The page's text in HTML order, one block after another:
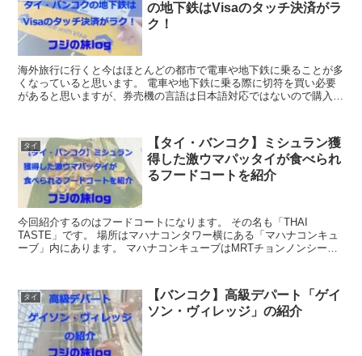
の地下鉄はVisaのタッチ決済がラ
ク！
海外旅行に行くと今はほとんどの都市で電車や地下鉄に乗ることが多
くなっていると思います。 電車や地下鉄に乗る際に切符を買い必要
があると思いますが、券売機の言語は日本語対応ではないので購入す
タイ
【タイ・バンコク】ミシュラン獲
得した激ウマパッタイが食べられ
るフードコートを紹介
今回紹介するのはフードコートになります。 その名も「THAI
TASTE」です。 場所はマハナコンタワー横にある「マハナコンキュ
ーブ」内にあります。 マハナコンキューブはMRTチョンノンシー駅
タイ
【バンコク】高級デパート「ゲイ
ソン・ヴィレッジ」の紹介